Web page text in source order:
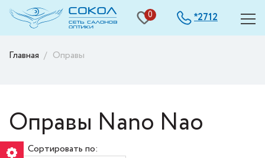
0 *2712
Главная Оправы
Оправы Nano Nao
Сортировать по: